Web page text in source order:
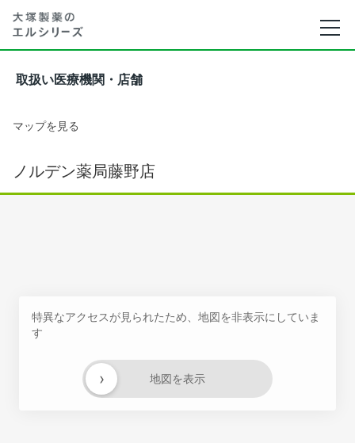
取扱い医療機関・店舗
マップを見る
ノルデン薬局藤野店
特異なアクセスが見られたため、地図を非表示にしていま
す
地図を表示
›